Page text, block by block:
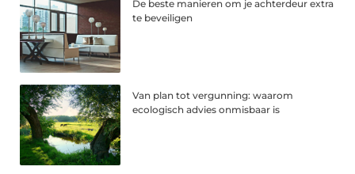
De beste manieren om je achterdeur extra
te beveiligen
Van plan tot vergunning: waarom
ecologisch advies onmisbaar is